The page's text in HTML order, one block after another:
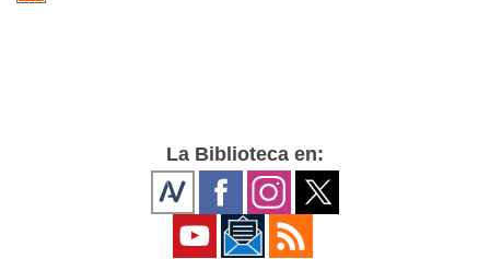
La Biblioteca en: